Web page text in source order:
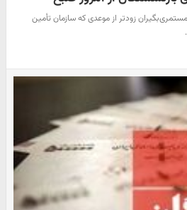
زودتر از موعدی که سازمان تأمین